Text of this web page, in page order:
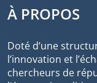
À PROPOS
Doté d’une
l’innovation et
chercheurs de